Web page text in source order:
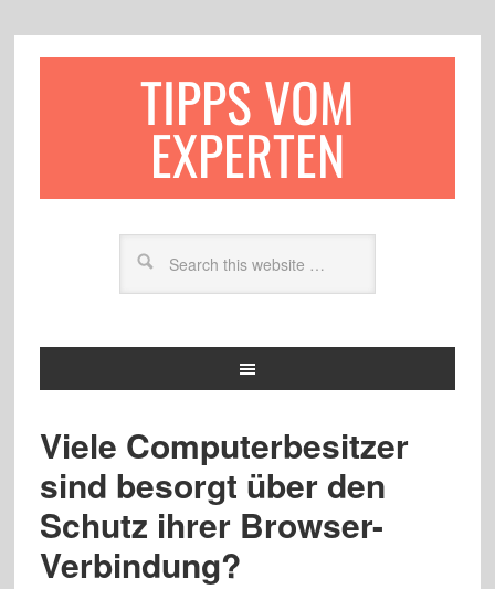
TIPPS VOM
EXPERTEN
Viele Computerbesitzer
sind besorgt über den
Schutz ihrer Browser-
Verbindung?